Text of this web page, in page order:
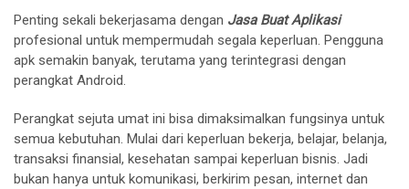
Penting sekali bekerjasama dengan Jasa Buat Aplikasi
profesional untuk mempermudah segala keperluan. Pengguna
apk semakin banyak, terutama yang terintegrasi dengan
perangkat Android.
Perangkat sejuta umat ini bisa dimaksimalkan fungsinya untuk
semua kebutuhan. Mulai dari keperluan bekerja, belajar, belanja,
transaksi finansial, kesehatan sampai keperluan bisnis. Jadi
bukan hanya untuk komunikasi, berkirim pesan, internet dan